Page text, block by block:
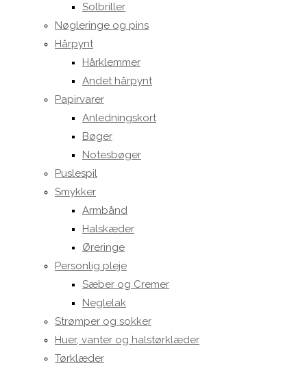
Solbriller
Nøgleringe og pins
Hårpynt
Hårklemmer
Andet hårpynt
Papirvarer
Anledningskort
Bøger
Notesbøger
Puslespil
Smykker
Armbånd
Halskæder
Øreringe
Personlig pleje
Sæber og Cremer
Neglelak
Strømper og sokker
Huer, vanter og halstørklæder
Tørklæder